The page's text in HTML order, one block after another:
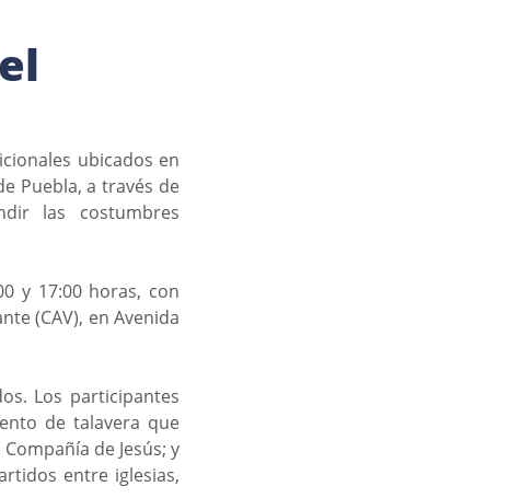
ubicados en
Puebla, a través de
las costumbres
y 17:00 horas, con
(CAV), en Avenida
Los participantes
de talavera que
de Jesús; y
entre iglesias,